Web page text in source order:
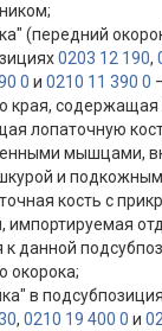
(передний
0203 12 190,
0 и 0210 11 390 0
края, содержащая
лопаточную
мышцами,
и
кость с
к данной
окорока;
в
, 0210 19 400 0 и